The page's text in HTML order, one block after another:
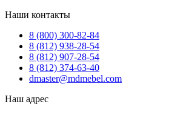
Наши контакты
8 (800) 300-82-84
8 (812) 938-28-54
8 (812) 907-28-54
8 (812) 374-63-40
dmaster@mdmebel.com
Наш адрес